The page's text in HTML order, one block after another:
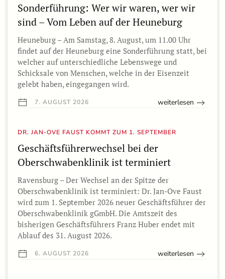
Sonderführung: Wer wir waren, wer wir
sind – Vom Leben auf der Heuneburg
Heuneburg – Am Samstag, 8. August, um 11.00 Uhr
findet auf der Heuneburg eine Sonderführung statt, bei
welcher auf unterschiedliche Lebenswege und
Schicksale von Menschen, welche in der Eisenzeit
gelebt haben, eingegangen wird.
7. AUGUST 2026 weiterlesen
DR. JAN-OVE FAUST KOMMT ZUM 1. SEPTEMBER
Geschäftsführerwechsel bei der
Oberschwabenklinik ist terminiert
Ravensburg – Der Wechsel an der Spitze der
Oberschwabenklinik ist terminiert: Dr. Jan-Ove Faust
wird zum 1. September 2026 neuer Geschäftsführer der
Oberschwabenklinik gGmbH. Die Amtszeit des
bisherigen Geschäftsführers Franz Huber endet mit
Ablauf des 31. August 2026.
6. AUGUST 2026 weiterlesen